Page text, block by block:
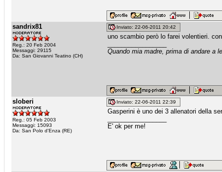
sandrix81
Reg.: 20 Feb 2004
Messaggi: 29115
Da: San Giovanni Teatino (CH)
Inviato: 22-06-2011 20:42
uno scambio però lo farei volentieri.
Quando mia madre, prima di andare a
sloberi
Reg.: 05 Feb 2003
Messaggi: 15093
Da: San Polo d'Enza (RE)
Inviato: 22-06-2011 22:39
Gasperini è uno dei 3 allenatori della
E' ok per me!